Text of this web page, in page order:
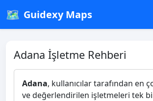
🗺️ Guidexy Maps
Adana İşletme Rehberi
Adana, kullanıcılar tarafından en
ve değerlendirilen işletmeleri tek